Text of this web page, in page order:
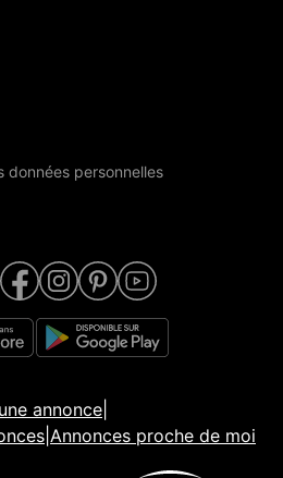
données personnelles
annonce
Annonces proche de moi